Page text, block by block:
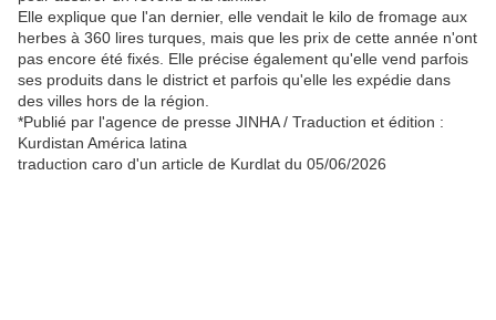
Elle explique que l'an dernier, elle vendait le kilo de fromage aux
herbes à 360 lires turques, mais que les prix de cette année n'ont
pas encore été fixés. Elle précise également qu'elle vend parfois
ses produits dans le district et parfois qu'elle les expédie dans
des villes hors de la région.
*Publié par l'agence de presse JINHA / Traduction et édition :
Kurdistan América latina
traduction caro d'un article de Kurdlat du 05/06/2026